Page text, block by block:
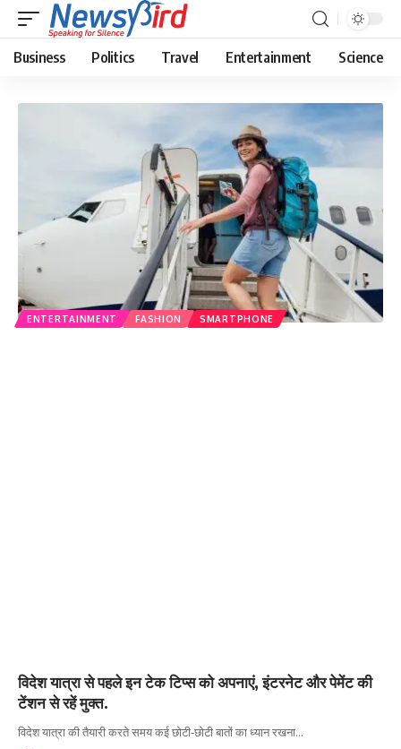
Business Politics Travel Entertainment Science
ENTERTAINMENT FASHION SMARTPHONE
विदेश यात्रा से पहले इन टेक टिप्स को अपनाएं, इंटरनेट और पेमेंट की
टेंशन से रहें मुक्त.
विदेश यात्रा की तैयारी करते समय कई छोटी‑छोटी बातों का ध्यान रखना…